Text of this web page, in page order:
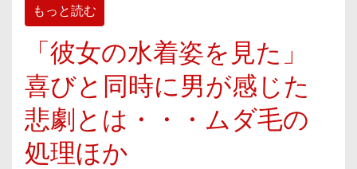
もっと読む
「彼女の水着姿を見た」
喜びと同時に男が感じた
悲劇とは・・・ムダ毛の
処理ほか